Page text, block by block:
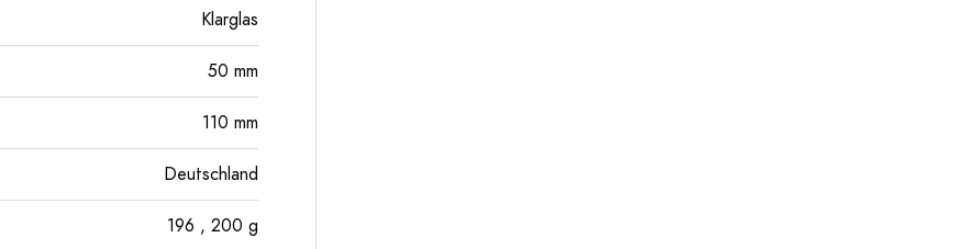
Klarglas
50 mm
110 mm
Deutschland
196 , 200 g